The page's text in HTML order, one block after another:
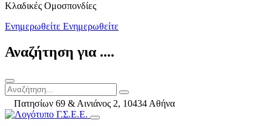
Kλαδικές Ομοσπονδίες
Ενημερωθείτε Ενημερωθείτε
Αναζήτηση για ....
Πατησίων 69 & Αινιάνος 2, 10434 Αθήνα